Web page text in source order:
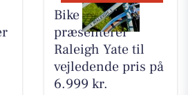
Bike Repair
præsenterer
Raleigh Yate til
vejledende pris på
6.999 kr.